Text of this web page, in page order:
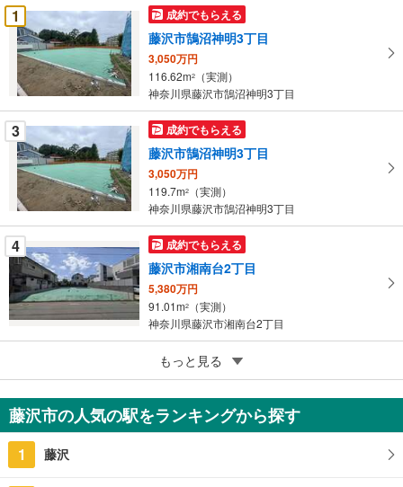
件
を
マ
イ
ペ
ー
ジ
に
保
存
す
る
1 成約でもらえる
藤沢市鵠沼神明3丁目
3,050万円
116.62m2
（実測）
神奈川県藤沢市鵠沼神明3丁目
3 成約でもらえる
藤沢市鵠沼神明3丁目
3,050万円
119.7m2
（実測）
神奈川県藤沢市鵠沼神明3丁目
4 成約でもらえる
藤沢市湘南台2丁目
5,380万円
91.01m2
（実測）
神奈川県藤沢市湘南台2丁目
成約でもらえる
藤沢市弥勒寺4丁目
5,100万円
129.95m2（実測）
もっと見る
藤沢市の人気の駅をランキングから探す
1 藤沢